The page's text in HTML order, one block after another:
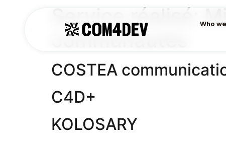
Who
Service réalisé:
communautés
COSTEA
C4D+
KOLOSARY